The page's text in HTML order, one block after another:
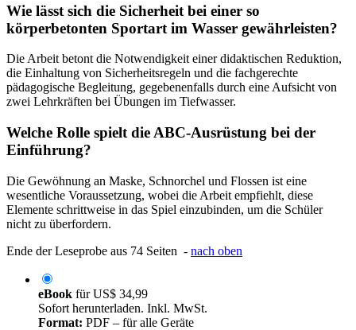
Wie lässt sich die Sicherheit bei einer so
körperbetonten Sportart im Wasser gewährleisten?
Die Arbeit betont die Notwendigkeit einer didaktischen Reduktion,
die Einhaltung von Sicherheitsregeln und die fachgerechte
pädagogische Begleitung, gegebenenfalls durch eine Aufsicht von
zwei Lehrkräften bei Übungen im Tiefwasser.
Welche Rolle spielt die ABC-Ausrüstung bei der
Einführung?
Die Gewöhnung an Maske, Schnorchel und Flossen ist eine
wesentliche Voraussetzung, wobei die Arbeit empfiehlt, diese
Elemente schrittweise in das Spiel einzubinden, um die Schüler
nicht zu überfordern.
Ende der Leseprobe aus 74 Seiten - nach oben
eBook fürUS$ 34,99
Sofort herunterladen. Inkl. MwSt.
Format: PDF – für alle Geräte